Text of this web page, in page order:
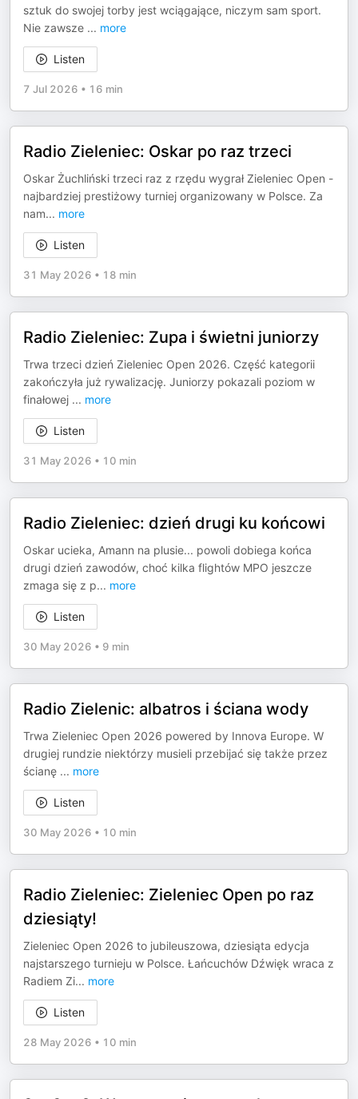
sztuk do swojej torby jest wciągające, niczym sam sport.
Nie zawsze ... more
Listen
7 Jul 2026 • 16 min
Radio Zieleniec: Oskar po raz trzeci
Oskar Żuchliński trzeci raz z rzędu wygrał Zieleniec Open -
najbardziej prestiżowy turniej organizowany w Polsce. Za
nam... more
Listen
31 May 2026 • 18 min
Radio Zieleniec: Zupa i świetni juniorzy
Trwa trzeci dzień Zieleniec Open 2026. Część kategorii
zakończyła już rywalizację. Juniorzy pokazali poziom w
finałowej ... more
Listen
31 May 2026 • 10 min
Radio Zieleniec: dzień drugi ku końcowi
Oskar ucieka, Amann na plusie... powoli dobiega końca
drugi dzień zawodów, choć kilka flightów MPO jeszcze
zmaga się z p... more
Listen
30 May 2026 • 9 min
Radio Zielenic: albatros i ściana wody
Trwa Zieleniec Open 2026 powered by Innova Europe. W
drugiej rundzie niektórzy musieli przebijać się także przez
ścianę ... more
Listen
30 May 2026 • 10 min
Radio Zieleniec: Zieleniec Open po raz
dziesiąty!
Zieleniec Open 2026 to jubileuszowa, dziesiąta edycja
najstarszego turnieju w Polsce. Łańcuchów Dźwięk wraca z
Radiem Zi... more
Listen
28 May 2026 • 10 min